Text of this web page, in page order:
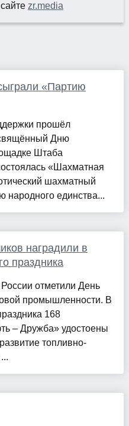
zr.media
«Партию
прошёл
Дню
Штаба
«Шахматная
шахматный
народного единства...
наградили в
праздника
отметили День
промышленности. В
168
– Дружба» удостоены
топливно-